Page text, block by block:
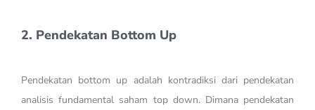
2. Pendekatan Bottom Up
Pendekatan bottom up adalah kontradiksi dari pendekatan
analisis fundamental saham top down. Dimana pendekatan